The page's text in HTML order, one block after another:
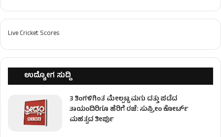
Live Cricket Scores
ಉದ್ಯೋಗ ಸುದ್ದಿ
3 ತಿಂಗಳಿಗಿಂತ ಮೇಲ್ಪಟ್ಟ ಮಗು ದತ್ತು ಪಡೆದ
ತಾಯಂದಿರಿಗೂ ಹೆರಿಗೆ ರಜೆ: ಸುಪ್ರೀಂ ಕೋರ್ಟ್
ಮಹತ್ವದ ತೀರ್ಪು